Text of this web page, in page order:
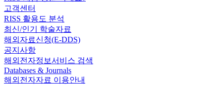
고객센터
RISS 활용도 분석
최신/인기 학술자료
해외자료신청(E-DDS)
공지사항
해외전자정보서비스 검색
Databases & Journals
해외전자자료 이용안내